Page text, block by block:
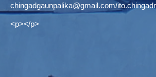
chingadgaunpalika@gmail.com/
<p></p>